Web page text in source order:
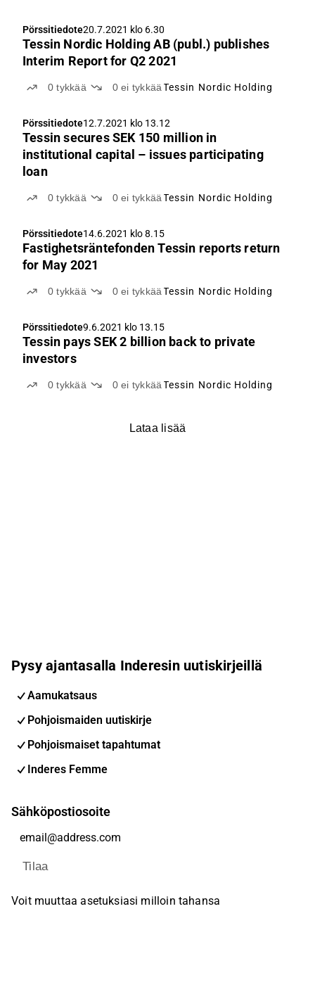
Pörssitiedote20.7.2021 klo 6.30
Tessin Nordic Holding AB (publ.) publishes
Interim Report for Q2 2021
0tykkää 0ei tykkää Tessin Nordic Holding
Pörssitiedote12.7.2021 klo 13.12
Tessin secures SEK 150 million in
institutional capital – issues participating
loan
0tykkää 0ei tykkää Tessin Nordic Holding
Pörssitiedote14.6.2021 klo 8.15
Fastighetsräntefonden Tessin reports return
for May 2021
0tykkää 0ei tykkää Tessin Nordic Holding
Pörssitiedote9.6.2021 klo 13.15
Tessin pays SEK 2 billion back to private
investors
0tykkää 0ei tykkää Tessin Nordic Holding
Lataa lisää
Pysy ajantasalla Inderesin uutiskirjeillä
Aamukatsaus
Pohjoismaiden uutiskirje
Pohjoismaiset tapahtumat
Inderes Femme
Sähköpostiosoite
Tilaa
Voit muuttaa asetuksiasi milloin tahansa